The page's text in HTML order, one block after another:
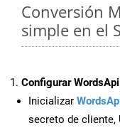
Conversión
simple en el
Configurar
Inicializar
secreto de cliente,